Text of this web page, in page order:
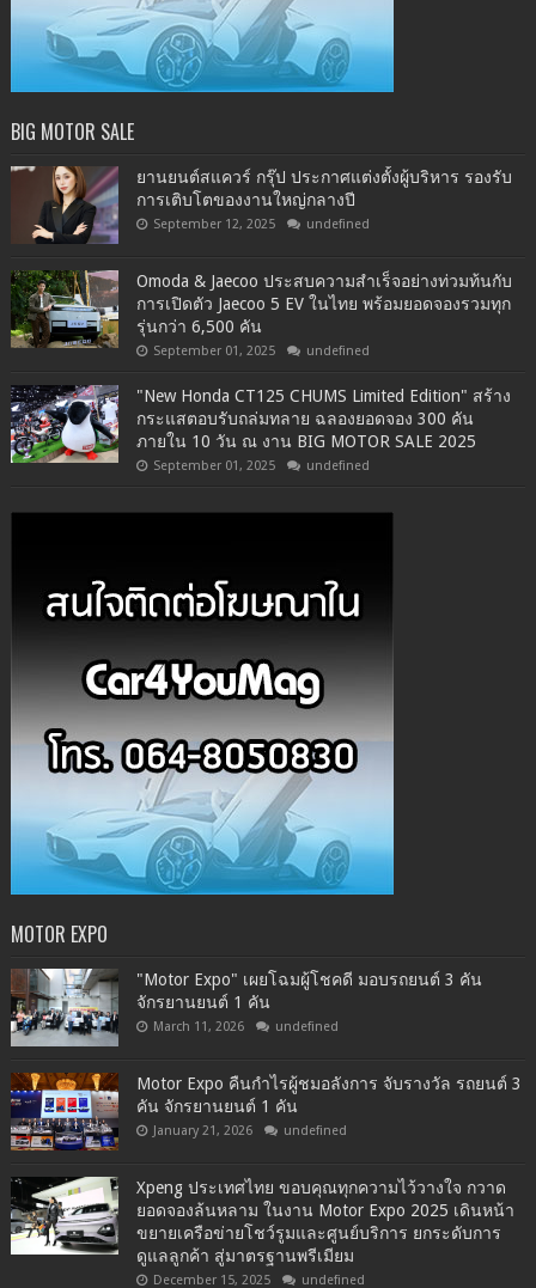
BIG MOTOR SALE
ยานยนต์สแควร์ กรุ๊ป ประกาศแต่งตั้งผู้บริหาร รองรับ
การเติบโตของงานใหญ่กลางปี
September 12, 2025 undefined
Omoda & Jaecoo ประสบความสำเร็จอย่างท่วมท้นกับ
การเปิดตัว Jaecoo 5 EV ในไทย พร้อมยอดจองรวมทุก
รุ่นกว่า 6,500 คัน
September 01, 2025 undefined
"New Honda CT125 CHUMS Limited Edition" สร้าง
กระแสตอบรับถล่มทลาย ฉลองยอดจอง 300 คัน
ภายใน 10 วัน ณ งาน BIG MOTOR SALE 2025
September 01, 2025 undefined
MOTOR EXPO
"Motor Expo" เผยโฉมผู้โชคดี มอบรถยนต์ 3 คัน
จักรยานยนต์ 1 คัน
March 11, 2026 undefined
Motor Expo คืนกำไรผู้ชมอลังการ จับรางวัล รถยนต์ 3
คัน จักรยานยนต์ 1 คัน
January 21, 2026 undefined
Xpeng ประเทศไทย ขอบคุณทุกความไว้วางใจ กวาด
ยอดจองล้นหลาม ในงาน Motor Expo 2025 เดินหน้า
ขยายเครือข่ายโชว์รูมและศูนย์บริการ ยกระดับการ
ดูแลลูกค้า สู่มาตรฐานพรีเมียม
December 15, 2025 undefined